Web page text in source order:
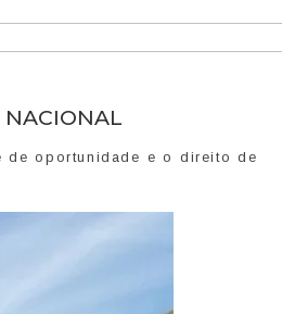
NACIONAL
de oportunidade e o direito de